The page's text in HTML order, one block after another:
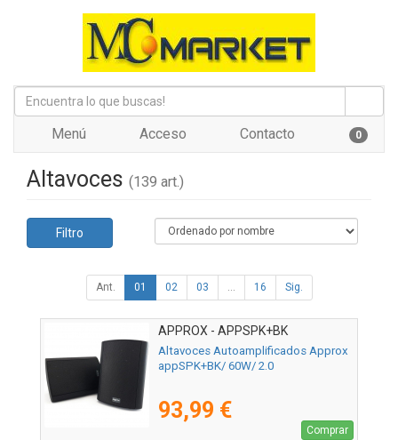
Menú Acceso Contacto 0
Altavoces (139 art.)
Filtro
Ant. 01 02 03 ... 16 Sig.
APPROX - APPSPK+BK
Altavoces Autoamplificados Approx
appSPK+BK/ 60W/ 2.0
93,99 €
Comprar